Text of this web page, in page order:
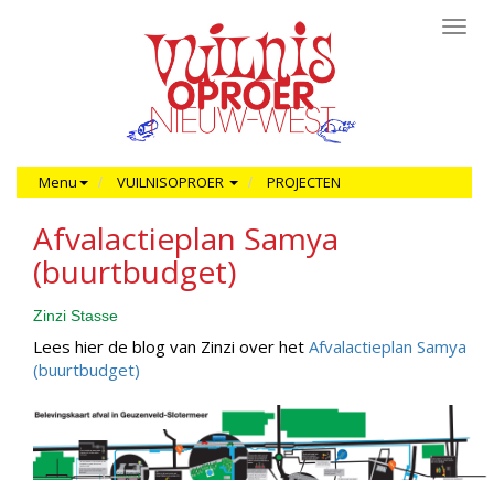
Menu VUILNISOPROER PROJECTEN
Afvalactieplan Samya
(buurtbudget)
Zinzi Stasse
Lees hier de blog van Zinzi over het Afvalactieplan Samya
(buurtbudget)